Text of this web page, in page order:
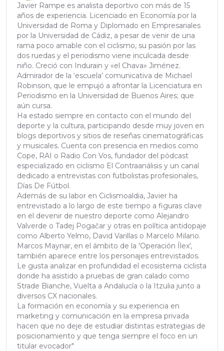
Javier Rampe es analista deportivo con más de 15
años de experiencia. Licenciado en Economía por la
Universidad de Roma y Diplomado en Empresariales
por la Universidad de Cádiz, a pesar de venir de una
rama poco amable con el ciclismo, su pasión por las
dos ruedas y el periodismo viene inculcada desde
niño. Creció con Indurain y «el Chava» Jiménez.
Admirador de la ‘escuela’ comunicativa de Michael
Robinson, que le empujó a afrontar la Licenciatura en
Periodismo en la Universidad de Buenos Aires; que
aún cursa.
Ha estado siempre en contacto con el mundo del
deporte y la cultura, participando desde muy joven en
blogs deportivos y sitios de reseñas cinematográficas
y musicales. Cuenta con presencia en medios como
Cope, RAI o Radio Con Vos, fundador del pódcast
especializado en ciclismo El Contraanálisis y un canal
dedicado a entrevistas con futbolistas profesionales,
Días De Fútbol.
Además de su labor en Ciclismoaldia, Javier ha
entrevistado a lo largo de este tiempo a figuras clave
en el devenir de nuestro deporte como Alejandro
Valverde o Tadej Pogačar y otras en política antidopaje
como Alberto Yelmo, David Varillas o Marcelo Milano.
Marcos Maynar, en el ámbito de la 'Operación Ílex',
también aparece entre los personajes entrevistados.
Le gusta analizar en profundidad el ecosistema ciclista
donde ha asistido a pruebas de gran calado como
Strade Bianche, Vuelta a Andalucía o la Itzulia junto a
diversos CX nacionales.
La formación en economía y su experiencia en
marketing y comunicación en la empresa privada
hacen que no deje de estudiar distintas estrategias de
posicionamiento y que tenga siempre el foco en un
titular evocador"